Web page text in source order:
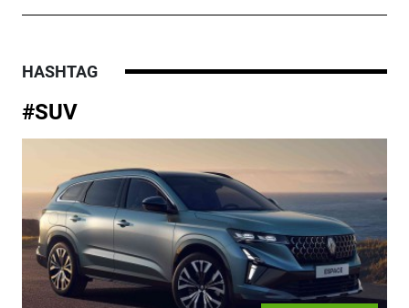
HASHTAG
#SUV